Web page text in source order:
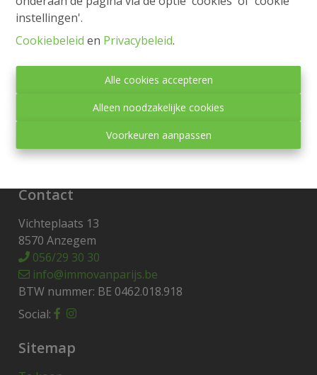
instellingen'.
Cookiebeleid en Privacybeleid.
Alle cookies accepteren
Alleen noodzakelijke cookies
Voorkeuren aanpassen
Toezichthoudende autoriteit:
Beroepsinstituut van Vastgoedmakelaars,
Luxemburgstraat 16 B te 1000 Brussel.
Privacy statement-Disclaimer
Contact
Vichteplaats 13
8570 Anzegem
056/29 30 30
info@immovanparijs.be
BTW nummer: BE 0462.018.918
Social:
Sitemap